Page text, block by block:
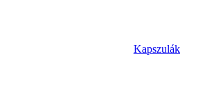
Kapszulák